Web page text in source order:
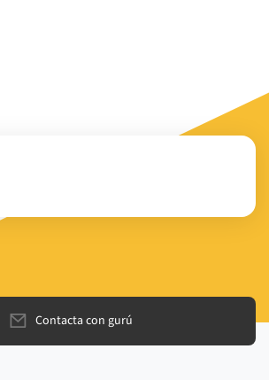
Contacta con gurú